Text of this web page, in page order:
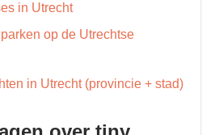
in Utrecht
op de Utrechtse
in Utrecht (provincie + stad)